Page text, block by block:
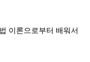
이론으로부터 배워서